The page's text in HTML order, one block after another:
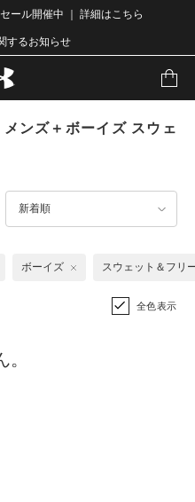
ール開催中 ｜ 詳細はこちら
するお知らせ
ンズ＋ボーイズ スウェ
新着順
ボーイズ スウェット＆フリ
全色表示